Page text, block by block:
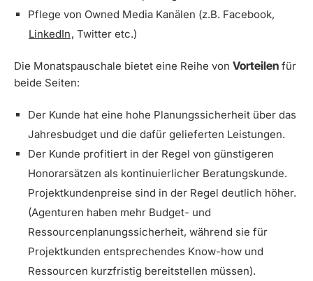
Pflege von Owned Media Kanälen (z.B. Facebook,
LinkedIn, Twitter etc.)
Die Monatspauschale bietet eine Reihe von Vorteilen für
beide Seiten:
Der Kunde hat eine hohe Planungssicherheit über das
Jahresbudget und die dafür gelieferten Leistungen.
Der Kunde profitiert in der Regel von günstigeren
Honorarsätzen als kontinuierlicher Beratungskunde.
Projektkundenpreise sind in der Regel deutlich höher.
(Agenturen haben mehr Budget- und
Ressourcenplanungssicherheit, während sie für
Projektkunden entsprechendes Know-how und
Ressourcen kurzfristig bereitstellen müssen).